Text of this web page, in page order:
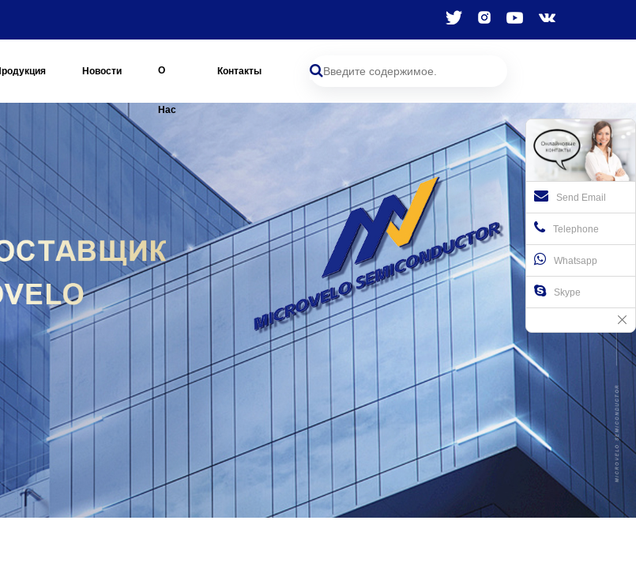
Новости О
Нас
Контакты
Send Email
Telephone
Whatsapp
Skype